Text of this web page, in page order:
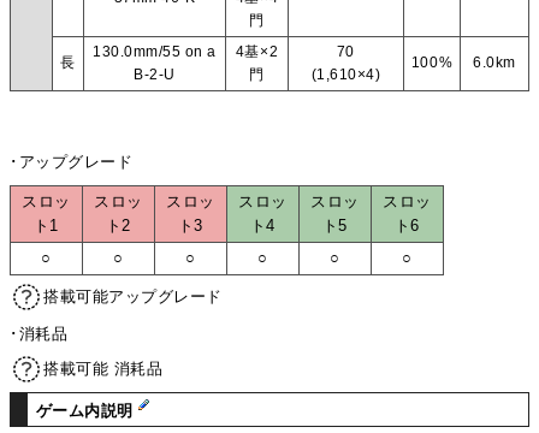
門
長
130.0mm/55 on a
B-2-U
4基×2
門
70
(1,610×4)
100% 6.0km
･アップグレード
スロッ
ト1
スロッ
ト2
スロッ
ト3
スロッ
ト4
スロッ
ト5
スロッ
ト6
○
○ ○ ○ ○ ○
搭載可能アップグレード
･消耗品
搭載可能 消耗品
ゲーム内説明